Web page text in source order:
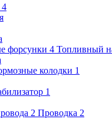
4
форсунки 4 Топливный
колодки 1
1
2 Проводка 2